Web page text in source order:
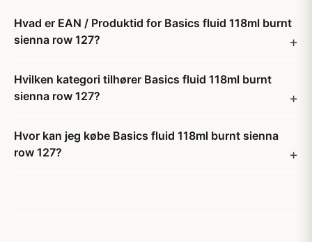
Hvad er EAN / Produktid for Basics fluid 118ml burnt
sienna row 127?
Hvilken kategori tilhører Basics fluid 118ml burnt
sienna row 127?
Hvor kan jeg købe Basics fluid 118ml burnt sienna
row 127?